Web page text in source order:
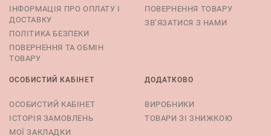
ІНФОРМАЦІЯ ПРО ОПЛАТУ І
ДОСТАВКУ
ПОЛІТИКА БЕЗПЕКИ
ПОВЕРНЕННЯ ТА ОБМІН
ТОВАРУ
ПОВЕРНЕННЯ ТОВАРУ
ЗВ’ЯЗАТИСЯ З НАМИ
ОСОБИСТИЙ КАБІНЕТ
ОСОБИСТИЙ КАБІНЕТ
ІСТОРІЯ ЗАМОВЛЕНЬ
МОЇ ЗАКЛАДКИ
ДОДАТКОВО
ВИРОБНИКИ
ТОВАРИ ЗІ ЗНИЖКОЮ